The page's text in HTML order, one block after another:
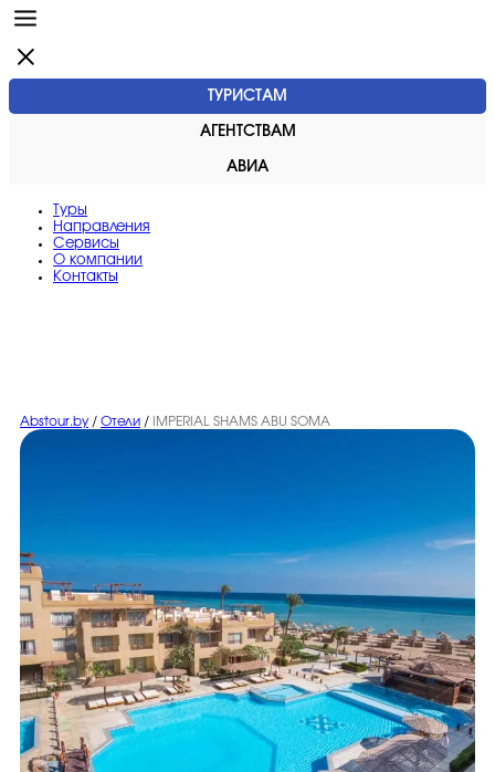
ТУРИСТАМ
АГЕНТСТВАМ
АВИА
Туры
Направления
Сервисы
O компании
Контакты
Abstour.by / Отели / IMPERIAL SHAMS ABU SOMA